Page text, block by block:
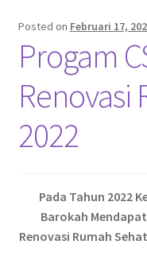
Katalog Harga Barang
Pekerjaan Olahan
Pembuatan Gazebo
Penginapan | Kost |
Produk Layanan Kami
Reparasi Rumah
Posted on Februari 17,
Progam
Renovasi
2022
Pada Tahun 2022
Barokah
Renovasi Rumah